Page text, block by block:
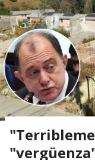
Región De